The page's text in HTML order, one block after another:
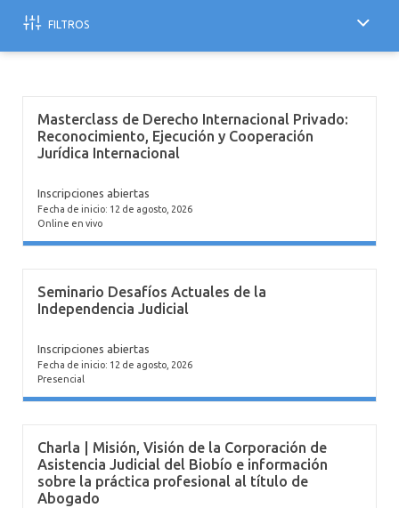
NOTAS EN PRENSA
FILTROS
Masterclass de Derecho Internacional Privado:
Reconocimiento, Ejecución y Cooperación
Jurídica Internacional
Inscripciones abiertas
Fecha de inicio: 12 de agosto, 2026
Online en vivo
Seminario Desafíos Actuales de la
Independencia Judicial
Inscripciones abiertas
Fecha de inicio: 12 de agosto, 2026
Presencial
Charla | Misión, Visión de la Corporación de
Asistencia Judicial del Biobío e información
sobre la práctica profesional al título de
Abogado